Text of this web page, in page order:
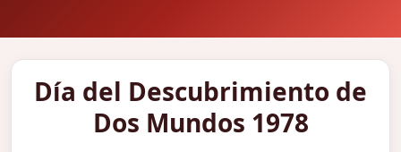
Día del Descubrimiento de
Dos Mundos 1978